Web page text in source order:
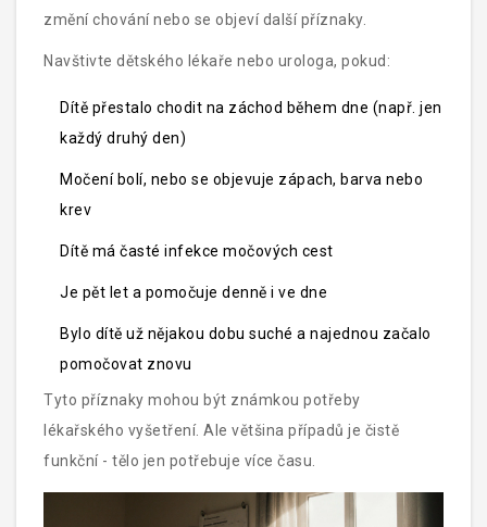
změní chování nebo se objeví další příznaky.
Navštivte dětského lékaře nebo urologa, pokud:
Dítě přestalo chodit na záchod během dne (např. jen
každý druhý den)
Močení bolí, nebo se objevuje zápach, barva nebo
krev
Dítě má časté infekce močových cest
Je pět let a pomočuje denně i ve dne
Bylo dítě už nějakou dobu suché a najednou začalo
pomočovat znovu
Tyto příznaky mohou být známkou potřeby
lékařského vyšetření. Ale většina případů je čistě
funkční - tělo jen potřebuje více času.